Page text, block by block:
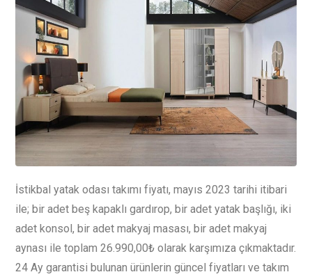
İstikbal yatak odası takımı fiyatı, mayıs 2023 tarihi itibari
ile; bir adet beş kapaklı gardırop, bir adet yatak başlığı, iki
adet konsol, bir adet makyaj masası, bir adet makyaj
aynası ile toplam 26.990,00₺ olarak karşımıza çıkmaktadır.
24 Ay garantisi bulunan ürünlerin güncel fiyatları ve takım